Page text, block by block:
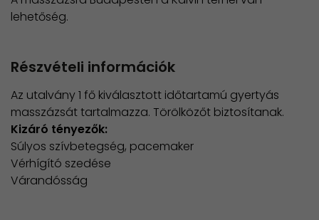
lehetőség.
Részvételi információk
Az utalvány 1 fő kiválasztott időtartamú gyertyás
masszázsát tartalmazza. Törölközőt biztosítanak.
Kizáró tényezők:
Súlyos szívbetegség, pacemaker
Vérhígító szedése
Várandósság